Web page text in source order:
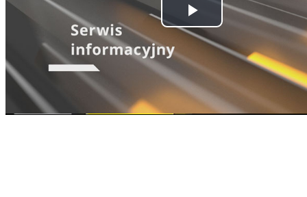
Odtwórz
wideo